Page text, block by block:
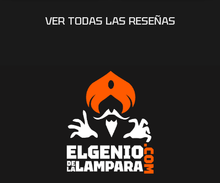
VER TODAS LAS RESEÑAS